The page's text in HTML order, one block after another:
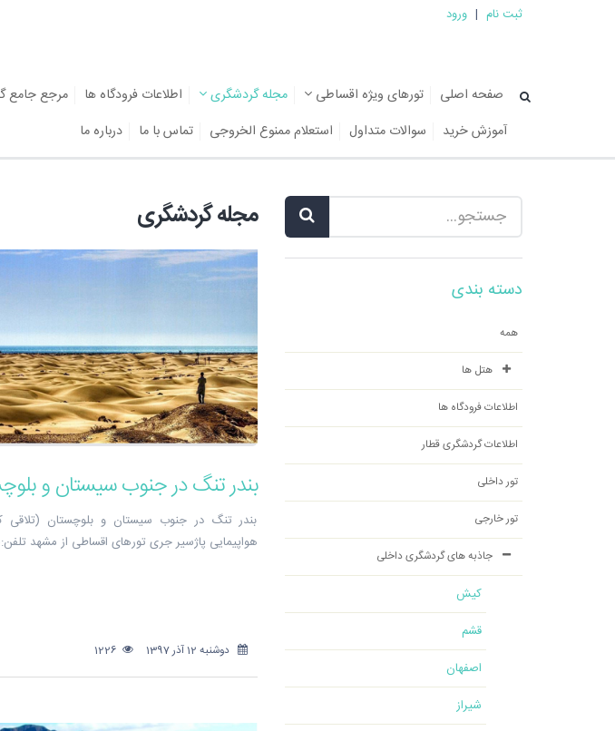
ثبت نام | ورود
صفحه اصلی تورهای ویژه اقساطی مجله گردشگری اطلاعات فرودگاه ها مرجع جامع
آموزش خرید
سوالات متداول استعلام ممنوع الخروجی تماس با ما درباره ما
دسته بندی
همه
هتل ها
اطلاعات فرودگاه ها
اطلاعات گردشگری قطار
تور داخلی
تور خارجی
جاذبه های گردشگری داخلی
کیش
قشم
اصفهان
شیراز
مجله گردشگری
بندر تنگ در جنوب سیستان و
بندر تنگ در جنوب سیستان و بلوچستان
هواپیمایی پاژسیر جری تورهای اقساطی از مشهد تلفن:31810-051
دوشنبه 12 آذر 1397